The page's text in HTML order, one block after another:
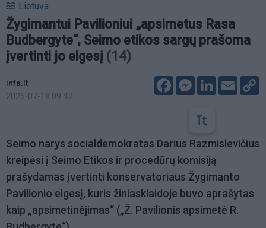
Lietuva
Žygimantui Pavilioniui „apsimetus Rasa
Budbergyte“, Seimo etikos sargų prašoma
įvertinti jo elgesį (14)
infa.lt
2025-07-18 09:47
FacebookMessenger
LinkedIn
Email
Seimo narys socialdemokratas Darius Razmislevičius
kreipėsi į Seimo Etikos ir procedūrų komisiją
prašydamas įvertinti konservatoriaus Žygimanto
Pavilionio elgesį, kuris žiniasklaidoje buvo aprašytas
kaip „apsimetinėjimas“ („Ž. Pavilionis apsimetė R.